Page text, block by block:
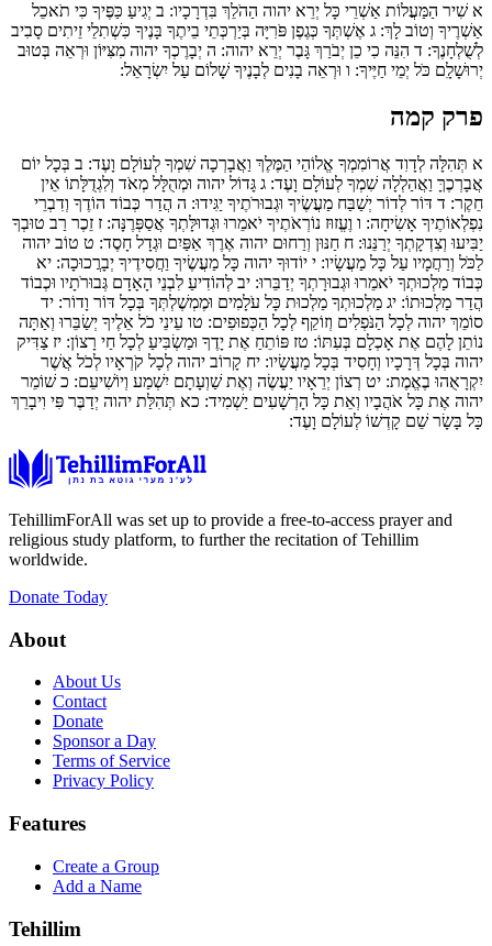
א שִׁיר הַמַּעֲלוֹת אַשְׁרֵי כָּל יְרֵא יהוה הַהֹלֵךְ בִּדְרָכָיו: ב יְגִיעַ כַּפֶּיךָ כִּי תֹאכֵל
אַשְׁרֶיךָ וְטוֹב לָךְ: ג אֶשְׁתְּךָ כְּגֶפֶן פֹּרִיָּה בְּיַרְכְּתֵי בֵיתֶךָ בָּנֶיךָ כִּשְׁתִלֵי זֵיתִים סָבִיב
לְשֻׁלְחָנֶךָ: ד הִנֵּה כִי כֵן יְבֹרַךְ גָּבֶר יְרֵא יהוה: ה יְבָרֶכְךָ יהוה מִצִּיּוֹן וּרְאֵה בְּטוּב
יְרוּשָׁלִָם כֹּל יְמֵי חַיֶּיךָ: ו וּרְאֵה בָנִים לְבָנֶיךָ שָׁלוֹם עַל יִשְׂרָאֵל:
פרק קמה
א תְּהִלָּה לְדָוִד אֲרוֹמִמְךָ אֱלוֹהַי הַמֶּלֶךְ וַאֲבָרְכָה שִׁמְךָ לְעוֹלָם וָעֶד: ב בְּכָל יוֹם
אֲבָרְכֶךָּ וַאֲהַלְלָה שִׁמְךָ לְעוֹלָם וָעֶד: ג גָּדוֹל יהוה וּמְהֻלָּל מְאֹד וְלִגְדֻלָּתוֹ אֵין
חֵקֶר: ד דּוֹר לְדוֹר יְשַׁבַּח מַעֲשֶׂיךָ וּגְבוּרֹתֶיךָ יַגִּידוּ: ה הֲדַר כְּבוֹד הוֹדֶךָ וְדִבְרֵי
נִפְלְאוֹתֶיךָ אָשִׂיחָה: ו וֶעֱזוּז נוֹרְאֹתֶיךָ יֹאמֵרוּ וּגְדוּלָּתְךָ אֲסַפְּרֶנָּה: ז זֵכֶר רַב טוּבְךָ
יַבִּיעוּ וְצִדְקָתְךָ יְרַנֵּנוּ: ח חַנּוּן וְרַחוּם יהוה אֶרֶךְ אַפַּיִם וּגְדָל חָסֶד: ט טוֹב יהוה
לַכֹּל וְרַחֲמָיו עַל כָּל מַעֲשָׂיו: י יוֹדוּךָ יהוה כָּל מַעֲשֶׂיךָ וַחֲסִידֶיךָ יְבָרֲכוּכָה: יא
כְּבוֹד מַלְכוּתְךָ יֹאמֵרוּ וּגְבוּרָתְךָ יְדַבֵּרוּ: יב לְהוֹדִיעַ לִבְנֵי הָאָדָם גְּבוּרֹתָיו וּכְבוֹד
הֲדַר מַלְכוּתוֹ: יג מַלְכוּתְךָ מַלְכוּת כָּל עֹלָמִים וּמֶמְשֶׁלְתְּךָ בְּכָל דּוֹר וָדוֹר: יד
סוֹמֵךְ יהוה לְכָל הַנֹּפְלִים וְזוֹקֵף לְכָל הַכְּפוּפִים: טו עֵינֵי כֹל אֵלֶיךָ יְשַׂבֵּרוּ וְאַתָּה
נוֹתֵן לָהֶם אֶת אָכְלָם בְּעִתּוֹ: טז פּוֹתֵחַ אֶת יָדֶךָ וּמַשְׂבִּיעַ לְכָל חַי רָצוֹן: יז צַדִּיק
יהוה בְּכָל דְּרָכָיו וְחָסִיד בְּכָל מַעֲשָׂיו: יח קָרוֹב יהוה לְכָל קֹרְאָיו לְכֹל אֲשֶׁר
יִקְרָאֻהוּ בֶאֱמֶת: יט רְצוֹן יְרֵאָיו יַעֲשֶׂה וְאֶת שַׁוְעָתָם יִשְׁמַע וְיוֹשִׁיעֵם: כ שׁוֹמֵר
יהוה אֶת כָּל אֹהֲבָיו וְאֵת כָּל הָרְשָׁעִים יַשְׁמִיד: כא תְּהִלַּת יהוה יְדַבֶּר פִּי וִיבָרֵךְ
כָּל בָּשָׂר שֵׁם קָדְשׁוֹ לְעוֹלָם וָעֶד:
TehillimForAll was set up to provide a free-to-access prayer and
religious study platform, to further the recitation of Tehillim
worldwide.
Donate Today
About
About Us
Contact
Donate
Sponsor a Day
Terms of Service
Privacy Policy
Features
Create a Group
Add a Name
Tehillim